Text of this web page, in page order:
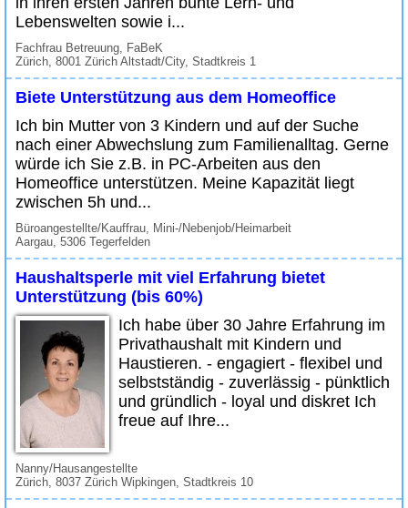
Lebenswelten sowie i...
Fachfrau Betreuung, FaBeK
Zürich, 8001 Zürich Altstadt/City, Stadtkreis 1
Biete Unterstützung aus dem Homeoffice
Ich bin Mutter von 3 Kindern und auf der Suche
nach einer Abwechslung zum Familienalltag. Gerne
würde ich Sie z.B. in PC-Arbeiten aus den
Homeoffice unterstützen. Meine Kapazität liegt
zwischen 5h und...
Büroangestellte/Kauffrau, Mini-/Nebenjob/Heimarbeit
Aargau, 5306 Tegerfelden
Haushaltsperle mit viel Erfahrung bietet
Unterstützung (bis 60%)
Ich habe über 30 Jahre Erfahrung im
Privathaushalt mit Kindern und
Haustieren. - engagiert - flexibel und
selbstständig - zuverlässig - pünktlich
und gründlich - loyal und diskret Ich
freue auf Ihre...
Nanny/Hausangestellte
Zürich, 8037 Zürich Wipkingen, Stadtkreis 10